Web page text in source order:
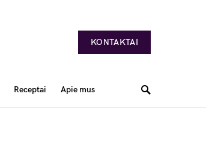
KONTAKTAI
Receptai Apie mus